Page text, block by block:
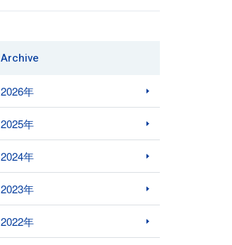
Archive
2026年
2025年
2024年
2023年
2022年